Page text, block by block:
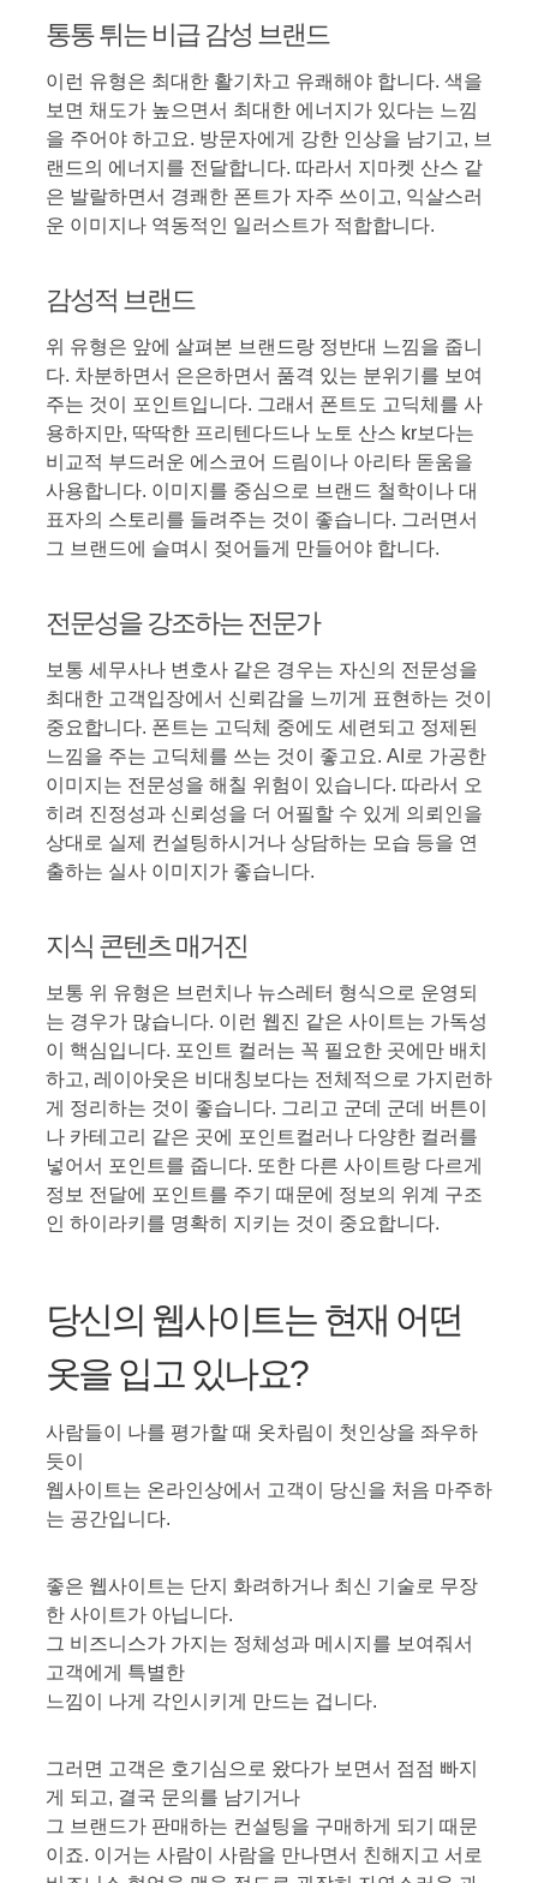
통통 튀는 비급 감성 브랜드
이런 유형은 최대한 활기차고 유쾌해야 합니다. 색을
보면 채도가 높으면서 최대한 에너지가 있다는 느낌
을 주어야 하고요. 방문자에게 강한 인상을 남기고, 브
랜드의 에너지를 전달합니다. 따라서 지마켓 산스 같
은 발랄하면서 경쾌한 폰트가 자주 쓰이고, 익살스러
운 이미지나 역동적인 일러스트가 적합합니다.
감성적 브랜드
위 유형은 앞에 살펴본 브랜드랑 정반대 느낌을 줍니
다. 차분하면서 은은하면서 품격 있는 분위기를 보여
주는 것이 포인트입니다. 그래서 폰트도 고딕체를 사
용하지만, 딱딱한 프리텐다드나 노토 산스 kr보다는
비교적 부드러운 에스코어 드림이나 아리타 돋움을
사용합니다. 이미지를 중심으로 브랜드 철학이나 대
표자의 스토리를 들려주는 것이 좋습니다. 그러면서
그 브랜드에 슬며시 젖어들게 만들어야 합니다.
전문성을 강조하는 전문가
보통 세무사나 변호사 같은 경우는 자신의 전문성을
최대한 고객입장에서 신뢰감을 느끼게 표현하는 것이
중요합니다. 폰트는 고딕체 중에도 세련되고 정제된
느낌을 주는 고딕체를 쓰는 것이 좋고요. AI로 가공한
이미지는 전문성을 해칠 위험이 있습니다. 따라서 오
히려 진정성과 신뢰성을 더 어필할 수 있게 의뢰인을
상대로 실제 컨설팅하시거나 상담하는 모습 등을 연
출하는 실사 이미지가 좋습니다.
지식 콘텐츠 매거진
보통 위 유형은 브런치나 뉴스레터 형식으로 운영되
는 경우가 많습니다. 이런 웹진 같은 사이트는 가독성
이 핵심입니다. 포인트 컬러는 꼭 필요한 곳에만 배치
하고, 레이아웃은 비대칭보다는 전체적으로 가지런하
게 정리하는 것이 좋습니다. 그리고 군데 군데 버튼이
나 카테고리 같은 곳에 포인트컬러나 다양한 컬러를
넣어서 포인트를 줍니다. 또한 다른 사이트랑 다르게
정보 전달에 포인트를 주기 때문에 정보의 위계 구조
인 하이라키를 명확히 지키는 것이 중요합니다.
당신의 웹사이트는 현재 어떤
옷을 입고 있나요?
사람들이 나를 평가할 때 옷차림이 첫인상을 좌우하
듯이
웹사이트는 온라인상에서 고객이 당신을 처음 마주하
는 공간입니다.
좋은 웹사이트는 단지 화려하거나 최신 기술로 무장
한 사이트가 아닙니다.
그 비즈니스가 가지는 정체성과 메시지를 보여줘서
고객에게 특별한
느낌이 나게 각인시키게 만드는 겁니다.
그러면 고객은 호기심으로 왔다가 보면서 점점 빠지
게 되고, 결국 문의를 남기거나
그 브랜드가 판매하는 컨설팅을 구매하게 되기 때문
이죠. 이거는 사람이 사람을 만나면서 친해지고 서로